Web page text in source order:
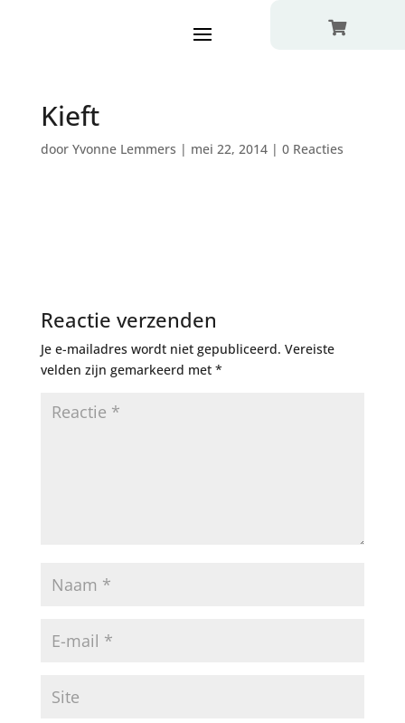

Kieft
door Yvonne Lemmers | mei 22, 2014| 0 Reacties
Reactie verzenden
Je e-mailadres wordt niet gepubliceerd. Vereiste
velden zijn gemarkeerd met *